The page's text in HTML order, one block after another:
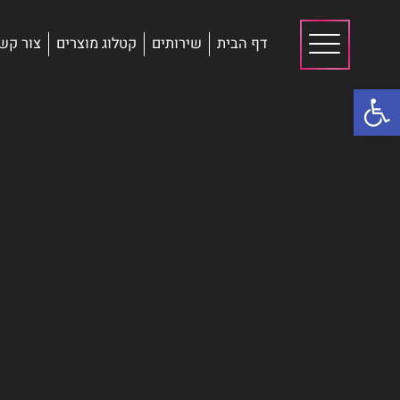
פתח סרגל נגישות
דף הבית שירותים קטלוג מוצרים צור